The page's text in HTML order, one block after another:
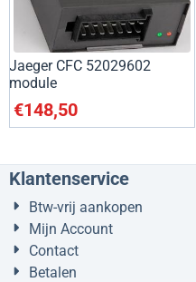
Jaeger CFC 52029602
module
€148,50
Klantenservice
Btw-vrij aankopen
Mijn Account
Contact
Betalen